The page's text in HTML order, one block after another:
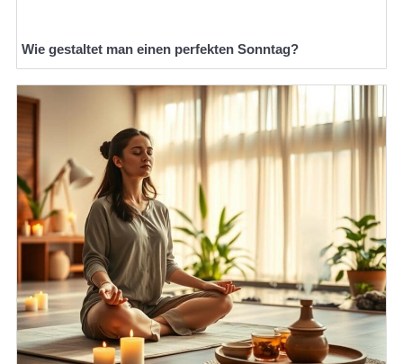
Wie gestaltet man einen perfekten Sonntag?